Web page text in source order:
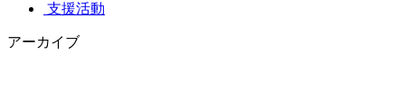
支援活動
アーカイブ